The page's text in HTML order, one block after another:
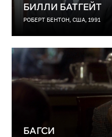
БИЛЛИ БАТГЕЙТ
РОБЕРТ БЕНТОН, США, 1991
БАГСИ